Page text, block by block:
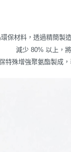
保材料，透過精簡製
減少 80% 以上，
特殊增強聚氨酯製成